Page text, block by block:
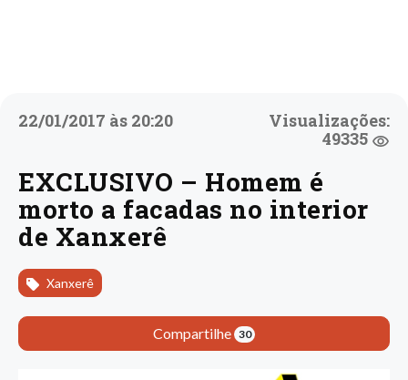
22/01/2017 às 20:20
Visualizações:
49335
EXCLUSIVO – Homem é
morto a facadas no interior
de Xanxerê
Xanxerê
Compartilhe 30